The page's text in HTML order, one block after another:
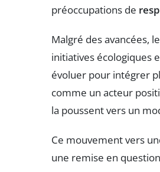
préoccupations de
Malgré des avancées,
initiatives écologiques
évoluer pour intégrer
comme un acteur
la poussent vers un
Ce mouvement vers
une remise en